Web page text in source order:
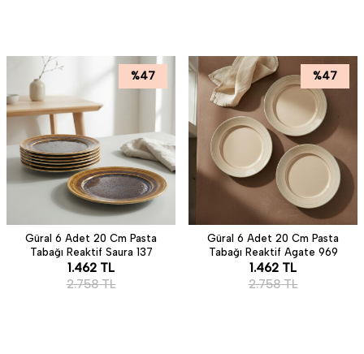
%47
Güral 6 Adet 20 Cm Pasta
Tabağı Reaktif Saura 137
1.462 TL
2.758TL
%47
Güral 6 Adet 20 Cm Pasta
Tabağı Reaktif Agate 969
1.462 TL
2.758TL